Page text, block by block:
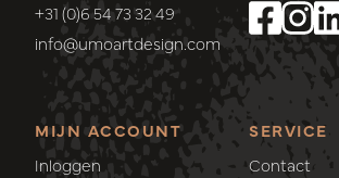
+31 (0)6 54 73 32 49
info@umoartdesign.com
MIJN ACCOUNT
Inloggen
SERVICE
Contact